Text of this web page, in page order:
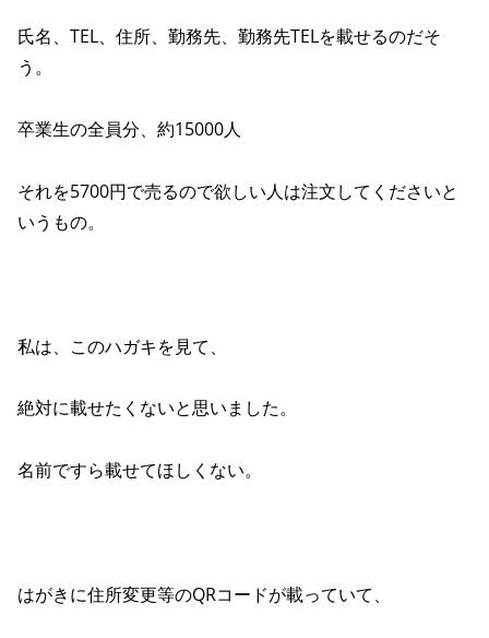
氏名、TEL、住所、勤務先、勤務先TELを載せるのだそ
う。
卒業生の全員分、約15000人
それを5700円で売るので欲しい人は注文してくださいと
いうもの。
私は、このハガキを見て、
絶対に載せたくないと思いました。
名前ですら載せてほしくない。
はがきに住所変更等のQRコードが載っていて、